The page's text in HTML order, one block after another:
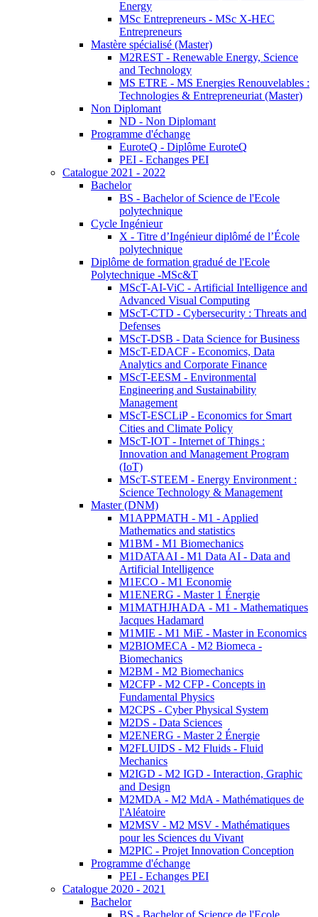
Energy
MSc Entrepreneurs - MSc X-HEC
Entrepreneurs
Mastère spécialisé (Master)
M2REST - Renewable Energy, Science
and Technology
MS ETRE - MS Energies Renouvelables :
Technologies & Entrepreneuriat (Master)
Non Diplomant
ND - Non Diplomant
Programme d'échange
EuroteQ - Diplôme EuroteQ
PEI - Echanges PEI
Catalogue 2021 - 2022
Bachelor
BS - Bachelor of Science de l'Ecole
polytechnique
Cycle Ingénieur
X - Titre d’Ingénieur diplômé de l’École
polytechnique
Diplôme de formation gradué de l'Ecole
Polytechnique -MSc&T
MScT-AI-ViC - Artificial Intelligence and
Advanced Visual Computing
MScT-CTD - Cybersecurity : Threats and
Defenses
MScT-DSB - Data Science for Business
MScT-EDACF - Economics, Data
Analytics and Corporate Finance
MScT-EESM - Environmental
Engineering and Sustainability
Management
MScT-ESCLiP - Economics for Smart
Cities and Climate Policy
MScT-IOT - Internet of Things :
Innovation and Management Program
(IoT)
MScT-STEEM - Energy Environment :
Science Technology & Management
Master (DNM)
M1APPMATH - M1 - Applied
Mathematics and statistics
M1BM - M1 Biomechanics
M1DATAAI - M1 Data AI - Data and
Artificial Intelligence
M1ECO - M1 Economie
M1ENERG - Master 1 Énergie
M1MATHJHADA - M1 - Mathematiques
Jacques Hadamard
M1MIE - M1 MiE - Master in Economics
M2BIOMECA - M2 Biomeca -
Biomechanics
M2BM - M2 Biomechanics
M2CFP - M2 CFP - Concepts in
Fundamental Physics
M2CPS - Cyber Physical System
M2DS - Data Sciences
M2ENERG - Master 2 Énergie
M2FLUIDS - M2 Fluids - Fluid
Mechanics
M2IGD - M2 IGD - Interaction, Graphic
and Design
M2MDA - M2 MdA - Mathématiques de
l'Aléatoire
M2MSV - M2 MSV - Mathématiques
pour les Sciences du Vivant
M2PIC - Projet Innovation Conception
Programme d'échange
PEI - Echanges PEI
Catalogue 2020 - 2021
Bachelor
BS - Bachelor of Science de l'Ecole